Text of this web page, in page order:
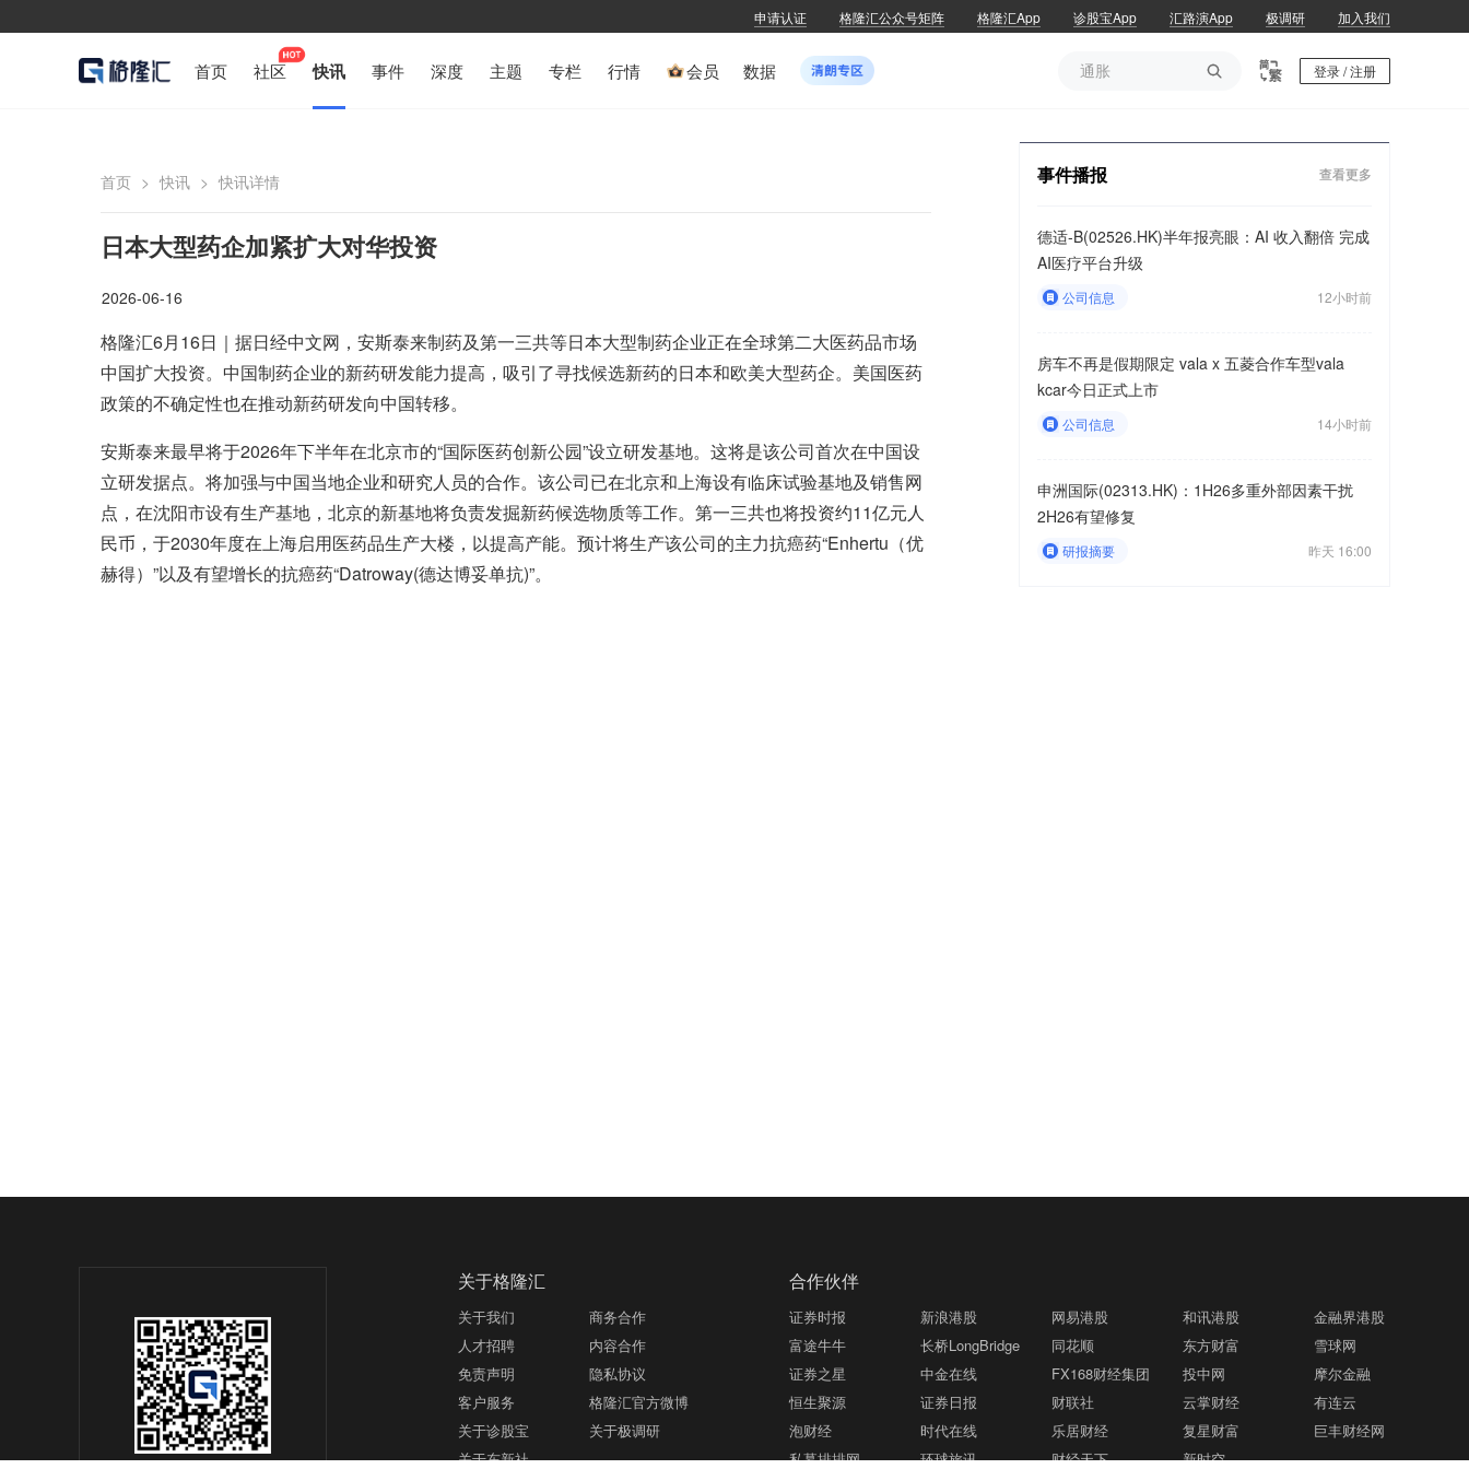
申请认证 格隆汇公众号矩阵 格隆汇App 诊股宝App 汇路演App 极调研 加入我们
首页 社区 快讯 事件 深度 主题 专栏 行情 会员 数据 
通胀
登录 / 注册
首页 > 快讯 > 快讯详情
日本大型药企加紧扩大对华投资
2026-06-16
格隆汇6月16日｜据日经中文网，安斯泰来制药及第一三共等日本大型制药企业正在全球第二大医药品市场
中国扩大投资。中国制药企业的新药研发能力提高，吸引了寻找候选新药的日本和欧美大型药企。美国医药
政策的不确定性也在推动新药研发向中国转移。
安斯泰来最早将于2026年下半年在北京市的“国际医药创新公园”设立研发基地。这将是该公司首次在中国设
立研发据点。将加强与中国当地企业和研究人员的合作。该公司已在北京和上海设有临床试验基地及销售网
点，在沈阳市设有生产基地，北京的新基地将负责发掘新药候选物质等工作。第一三共也将投资约11亿元人
民币，于2030年度在上海启用医药品生产大楼，以提高产能。预计将生产该公司的主力抗癌药“Enhertu（优
赫得）”以及有望增长的抗癌药“Datroway(德达博妥单抗)”。
事件播报 查看更多
德适-B(02526.HK)半年报亮眼：AI 收入翻倍 完成
AI医疗平台升级
公司信息 12小时前
房车不再是假期限定 vala x 五菱合作车型vala
kcar今日正式上市
公司信息 14小时前
申洲国际(02313.HK)：1H26多重外部因素干扰
2H26有望修复
研报摘要 昨天 16:00
关于格隆汇
关于我们
商务合作
人才招聘
内容合作
免责声明
隐私协议
客户服务
格隆汇官方微博
关于诊股宝
关于极调研
关于东新社
合作伙伴
证券时报 新浪港股 网易港股 和讯港股
金融界港股
富途牛牛
长桥LongBridge 同花顺 东方财富
雪球网
证券之星
中金在线 FX168财经集团 投中网
摩尔金融
恒生聚源
证券日报 财联社 云掌财经
有连云
泡财经
时代在线 乐居财经 复星财富
巨丰财经网
私募排排网
环球旅讯 财经天下 新时空